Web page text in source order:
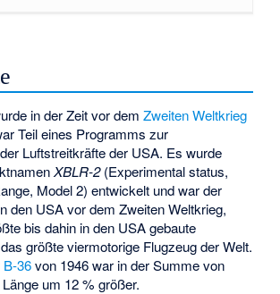
in der Zeit vor demZweiten Weltkrieg
Teil eines Programms zur
Luftstreitkräfte der USA. Es wurde
XBLR-2(Experimental status,
Model 2) entwickelt und war der
den USA vor dem Zweiten Weltkrieg,
bis dahin in den USA gebaute
größte viermotorige Flugzeug der Welt.
B-36von 1946 war in der Summe von
um 12 % größer.